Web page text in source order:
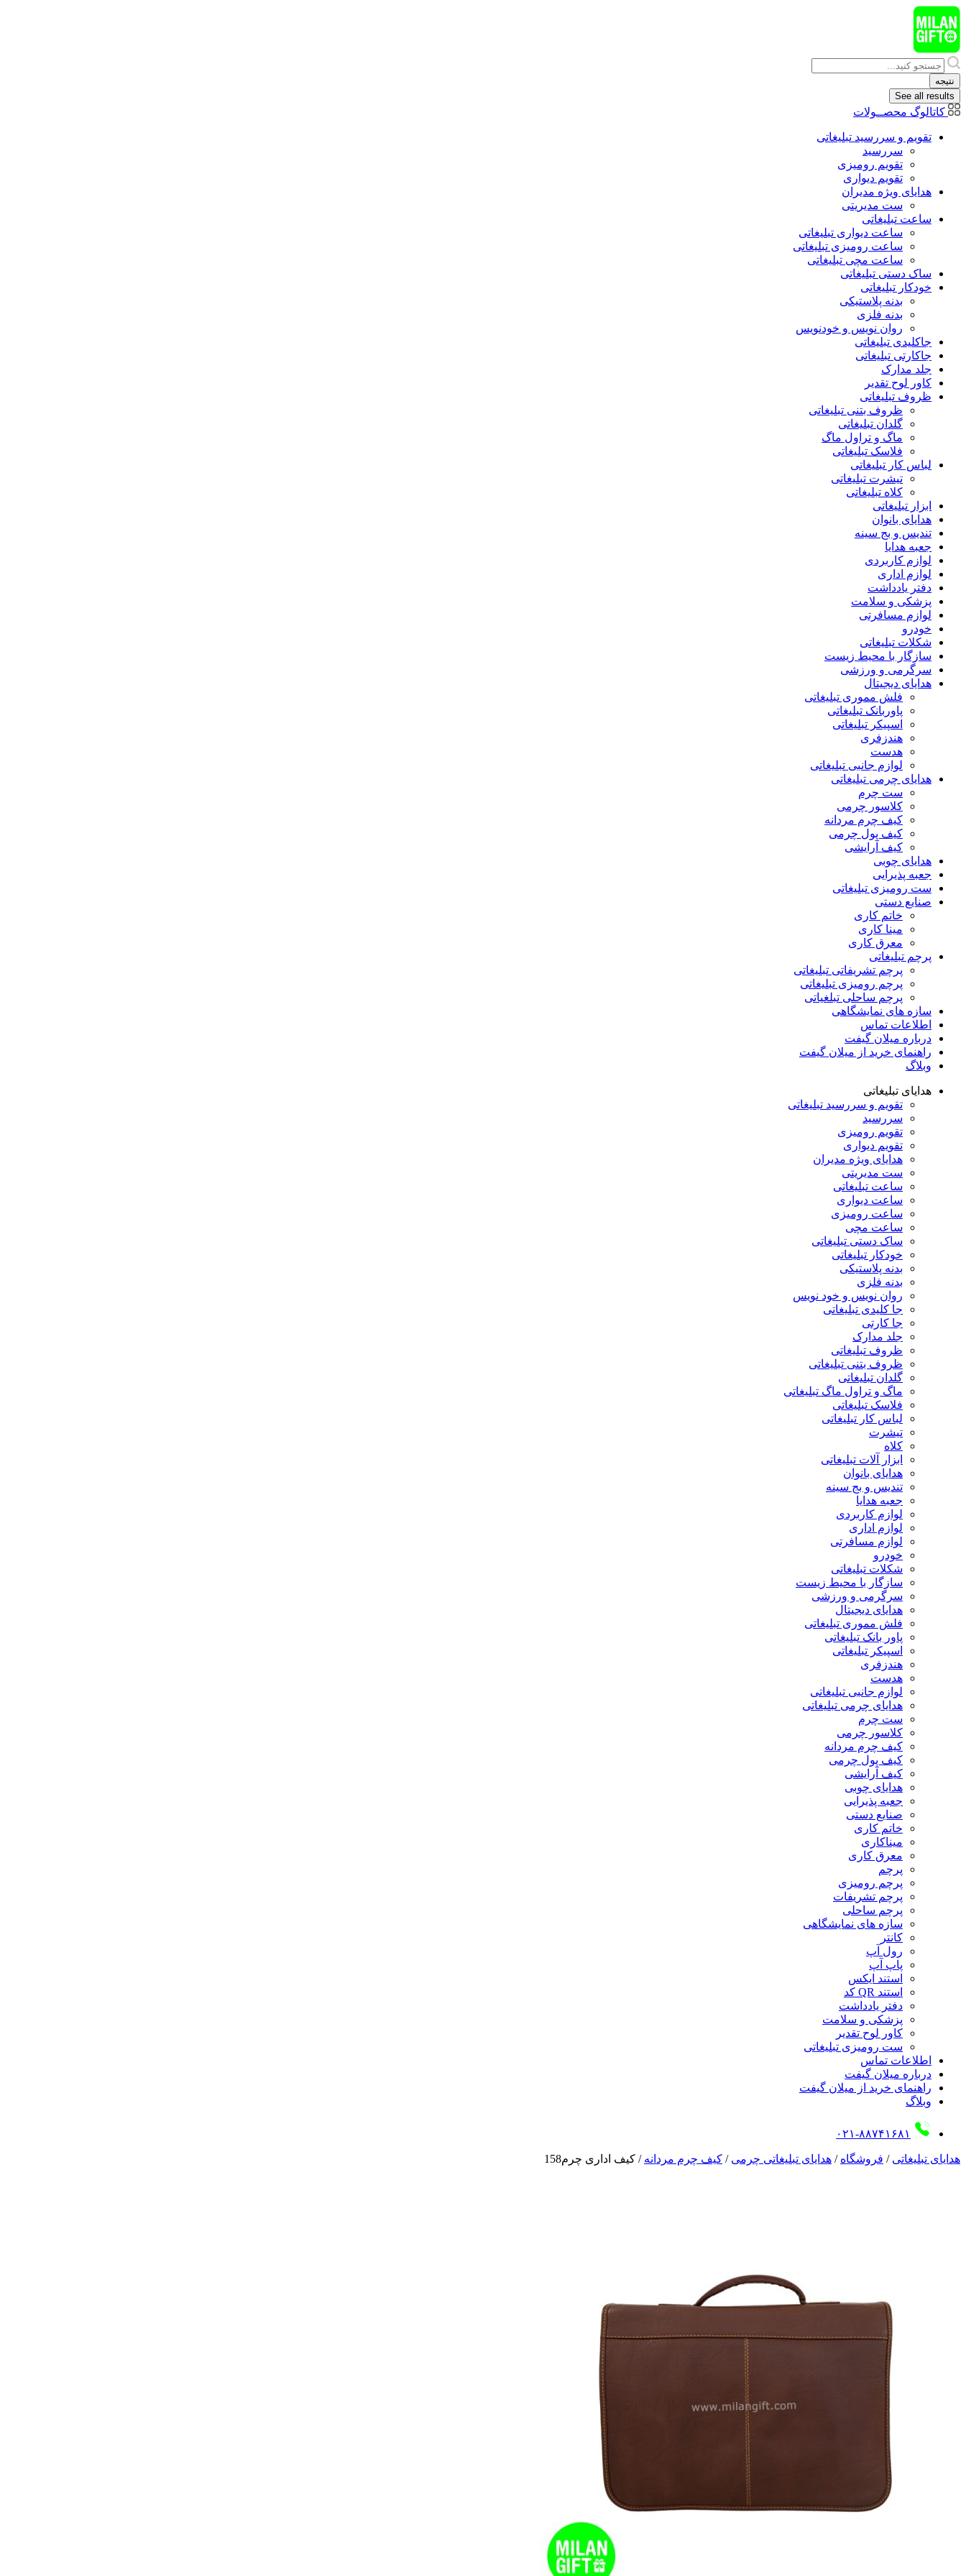
پرش
به
محتوا
Search
...
نتیجه
See all results
کاتالوگ محصــولات
تقویم و سررسید تبلیغاتی
سررسید
تقویم رومیزی
تقویم دیواری
هدایای ويژه مدیران
ست مدیریتی
ساعت تبلیغاتی
ساعت دیواری تبلیغاتی
ساعت رومیزی تبلیغاتی
ساعت مچی تبلیغاتی
ساک دستی تبلیغاتی
خودکار تبلیغاتی
بدنه پلاستیکی
بدنه فلزی
روان نویس و خودنویس
جاکلیدی تبلیغاتی
جاکارتی تبلیغاتی
جلد مدارک
کاور لوح تقدیر
ظروف تبلیغاتی
ظروف بتنی تبلیغاتی
گلدان تبلیغاتی
ماگ و تراول ماگ
فلاسک تبلیغاتی
لباس کار تبلیغاتی
تیشرت تبلیغاتی
کلاه تبلیغاتی
ابزار تبلیغاتی
هدایای بانوان
تندیس و بج سینه
جعبه هدایا
لوازم کاربردی
لوازم اداری
دفتر یادداشت
پزشکی و سلامت
لوازم مسافرتی
خودرو
شکلات تبلیغاتی
سازگار با محیط زیست
سرگرمی و ورزشی
هدایای دیجیتال
فلش مموری تبلیغاتی
پاوربانک تبلیغاتی
اسپیکر تبلیغاتی
هندزفری
هدست
لوازم جانبی تبلیغاتی
هدایای چرمی تبلیغاتی
ست چرم
کلاسور چرمی
کیف چرم مردانه
کیف پول چرمی
کیف آرایشی
هدایای چوبی
جعبه پذیرایی
ست رومیزی تبلیغاتی
صنایع دستی
خاتم کاری
مینا کاری
معرق کاری
پرچم تبلیغاتی
پرچم تشریفاتی تبلیغاتی
پرچم رومیزی تبلیغاتی
پرچم ساحلی تبلغیاتی
سازه های نمایشگاهی
اطلاعات تماس
درباره میلان گیفت
راهنمای خرید از میلان گیفت
وبلاگ
هدایای تبلیغاتی
تقویم و سررسید تبلیغاتی
سررسید
تقویم رومیزی
تقویم دیواری
هدایای ویژه مدیران
ست مدیریتی
ساعت تبلیغاتی
ساعت دیواری
ساعت رومیزی
ساعت مچی
ساک دستی تبلیغاتی
خودکار تبلیغاتی
بدنه پلاستیکی
بدنه فلزی
روان نویس و خود نویس
جا کلیدی تبلیغاتی
جا کارتی
جلد مدارک
ظروف تبلیغاتی
ظروف بتنی تبلیغاتی
گلدان تبلیغاتی
ماگ و تراول ماگ تبلیغاتی
فلاسک تبلیغاتی
لباس کار تبلیغاتی
تیشرت
کلاه
ابزار آلات تبلیغاتی
هدایای بانوان
تندیس و بج سینه
جعبه هدایا
لوازم کاربردی
لوازم اداری
لوازم مسافرتی
خودرو
شکلات تبلیغاتی
سازگار با محیط زیست
سرگرمی و ورزشی
هدایای دیجیتال
فلش مموری تبلیغاتی
پاور بانک تبلیغاتی
اسپیکر تبلیغاتی
هندزفری
هدست
لوازم جانبی تبلیغاتی
هدایای چرمی تبلیغاتی
ست چرم
کلاسور چرمی
کیف چرم مردانه
کیف پول چرمی
کیف آرایشی
هدایای چوبی
جعبه پذیرایی
صنایع دستی
خاتم کاری
میناکاری
معرق کاری
پرچم
پرچم رومیزی
پرچم تشریفات
پرچم ساحلی
سازه های نمایشگاهی
کانتر
رول آپ
پاپ آپ
استند ایکس
استند QR کد
دفتر یادداشت
پزشکی و سلامت
کاور لوح تقدیر
ست رومیزی تبلیغاتی
اطلاعات تماس
درباره میلان گیفت
راهنمای خرید از میلان گیفت
وبلاگ
۰۲۱-۸۸۷۴۱۶۸۱
هدایای تبلیغاتی / فروشگاه / هدایای تبلیغاتی چرمی / کیف چرم مردانه / کیف اداری چرم158